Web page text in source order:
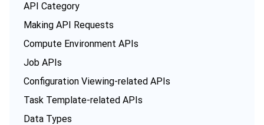
云资源自动化 for Terraform
操作审计
配置审计
腾讯云代码分析
应用性能监控
云拨测
Prometheus 监控服务
云迁移
腾讯云命令行工具
软件产品公告专区
腾讯专有云企业版 TCE
腾讯专有云PaaS平台 TCS
腾讯云数据库
TDSQL
其他文档
API Category
Making API Requests
Compute Environment APIs
Job APIs
Configuration Viewing-related APIs
Task Template-related APIs
Data Types